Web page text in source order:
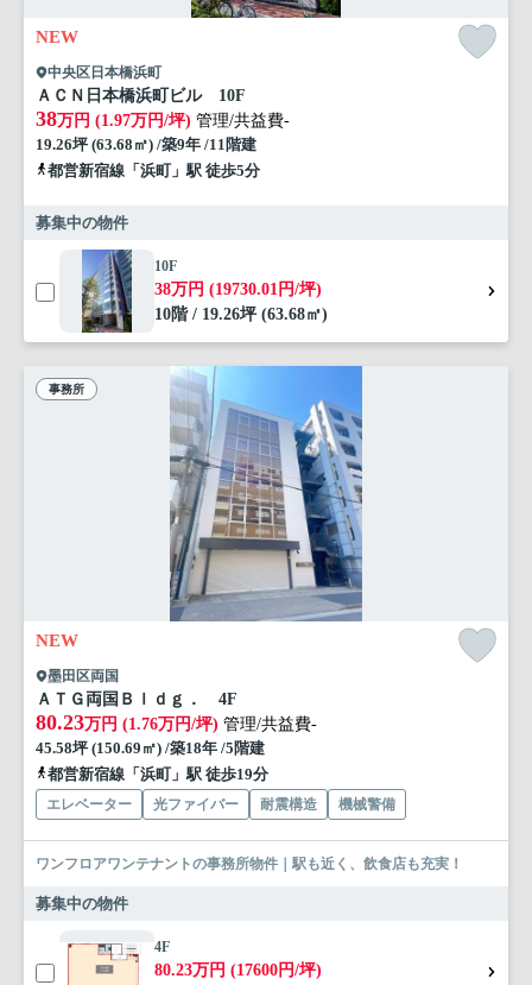
NEW
中央区日本橋浜町
ＡＣＮ日本橋浜町ビル 10F
38万円 (1.97万円/坪) 管理/共益費-
19.26坪 (63.68㎡) /築9年 /11階建
都営新宿線「浜町」駅 徒歩5分
募集中の物件
10F
38万円 (19730.01円/坪)
10階 / 19.26坪 (63.68㎡)
事務所
NEW
墨田区両国
ＡＴＧ両国Ｂｌｄｇ． 4F
80.23万円 (1.76万円/坪) 管理/共益費-
45.58坪 (150.69㎡) /築18年 /5階建
都営新宿線「浜町」駅 徒歩19分
エレベーター 光ファイバー 耐震構造 機械警備
ワンフロアワンテナントの事務所物件｜駅も近く、飲食店も充実！
募集中の物件
4F
80.23万円 (17600円/坪)